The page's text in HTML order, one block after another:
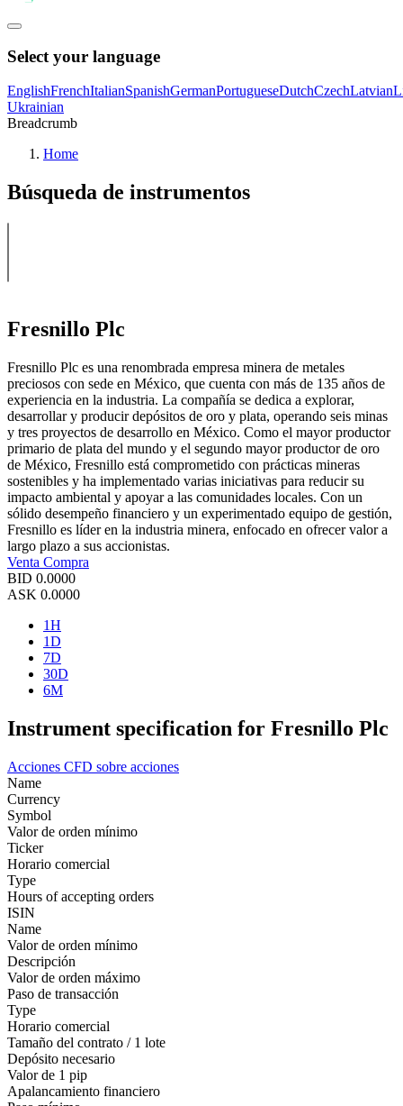
Select your language
EnglishFrenchItalianSpanishGermanPortugueseDutchCzechLatvian
Ukrainian
Breadcrumb
Home
Búsqueda de instrumentos
Fresnillo Plc
Fresnillo Plc es una renombrada empresa minera de metales
preciosos con sede en México, que cuenta con más de 135 años de
experiencia en la industria. La compañía se dedica a explorar,
desarrollar y producir depósitos de oro y plata, operando seis minas
y tres proyectos de desarrollo en México. Como el mayor productor
primario de plata del mundo y el segundo mayor productor de oro
de México, Fresnillo está comprometido con prácticas mineras
sostenibles y ha implementado varias iniciativas para reducir su
impacto ambiental y apoyar a las comunidades locales. Con un
sólido desempeño financiero y un experimentado equipo de gestión,
Fresnillo es líder en la industria minera, enfocado en ofrecer valor a
largo plazo a sus accionistas.
Venta Compra
BID 0.0000
ASK 0.0000
1H
1D
7D
30D
6M
Instrument specification for Fresnillo Plc
Acciones CFD sobre acciones
Name
Currency
Symbol
Valor de orden mínimo
Ticker
Horario comercial
Type
Hours of accepting orders
ISIN
Name
Valor de orden mínimo
Descripción
Valor de orden máximo
Paso de transacción
Type
Horario comercial
Tamaño del contrato / 1 lote
Depósito necesario
Valor de 1 pip
Apalancamiento financiero